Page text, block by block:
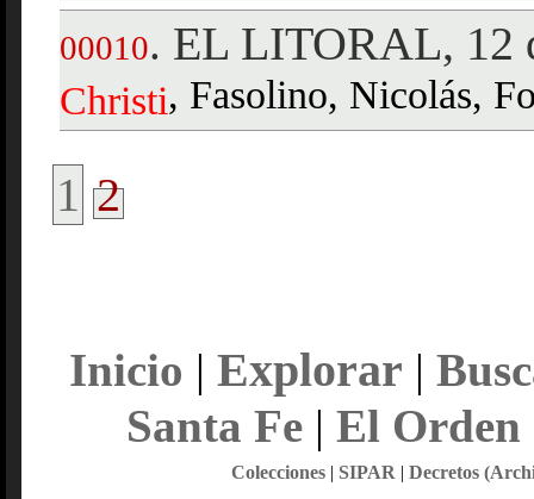
00010. EL LITORAL, 12
Christi, Fasolino, Nicolás,
1 2
Inicio | Explorar |
Santa Fe| El Orden
Colecciones| SIPAR | Decretos